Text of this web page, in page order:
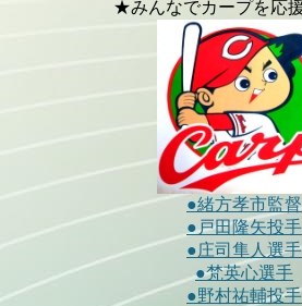
★みんなでカープを応
●緒方孝市監督
●戸田隆矢投手
●庄司隼人選手
●梵英心選手
●野村祐輔投手